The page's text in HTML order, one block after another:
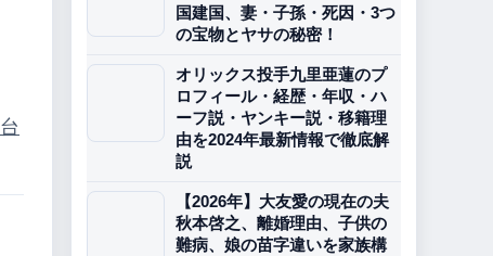
台
国建国、妻・子孫・死因・3つ
の宝物とヤサの秘密！
オリックス投手九里亜蓮のプ
ロフィール・経歴・年収・ハ
ーフ説・ヤンキー説・移籍理
由を2024年最新情報で徹底解
説
【2026年】大友愛の現在の夫
秋本啓之、離婚理由、子供の
難病、娘の苗字違いを家族構